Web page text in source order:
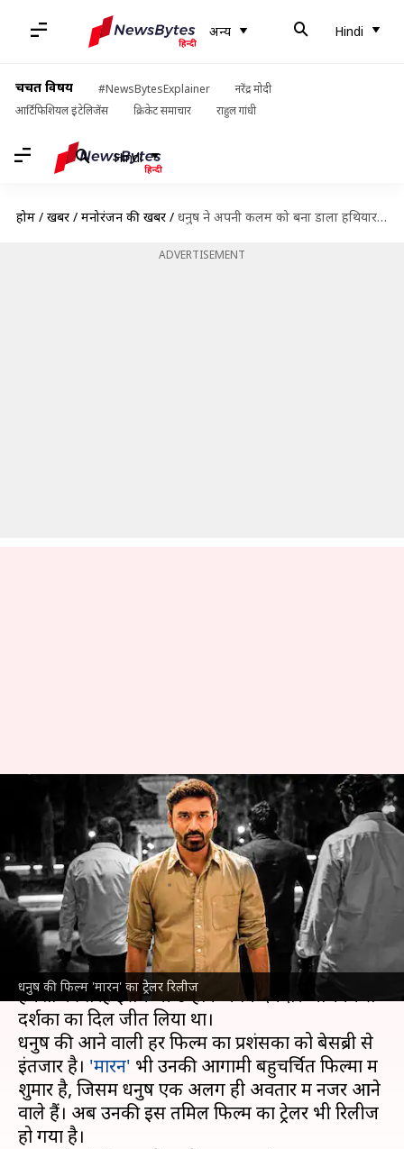
अन्य Hindi
चर्चित विषय #NewsBytesExplainer
नरेंद्र मोदी
आर्टिफिशियल इंटेलिजेंस
क्रिकेट समाचार राहुल गांधी
Hindi
होम / खबरें / मनोरंजन की खबरें / धनुष ने अपनी कलम को बना डाला हथियार, देखिए फिल्म 'मारन' का ट्रेलर
ADVERTISEMENT
धनुष की फिल्म 'मारन' का ट्रेलर रिलीज
धनुष ने अपनी कलम को बना डाला
हथियार, देखिए फिल्म 'मारन' का
ट्रेलर
लेखन नेहा शर्मा Mar 01, 2022 06:00 pm
क्या है खबर?
सुपरस्टार धनुष पिछली बार फिल्म'अतरंगी रे' में दिखे थे।
हमेशा की तरह इसमें भी उन्होंने अपने दमदार अभिनय से
दर्शकों का दिल जीत लिया था।
धनुष की आने वाली हर फिल्म का प्रशंसकों को बेसब्री से
इंतजार है। 'मारन' भी उनकी आगामी बहुचर्चित फिल्मों में
शुमार है, जिसमें धनुष एक अलग ही अवतार में नजर आने
वाले हैं। अब उनकी इस तमिल फिल्म का ट्रेलर भी रिलीज
हो गया है।